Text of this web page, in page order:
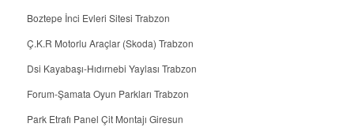
Boztepe İnci Evleri Sitesi Trabzon
Ç.K.R Motorlu Araçlar (Skoda) Trabzon
Dsi Kayabaşı-Hıdırnebi Yaylası Trabzon
Forum-Şamata Oyun Parkları Trabzon
Park Etrafı Panel Çit Montajı Giresun